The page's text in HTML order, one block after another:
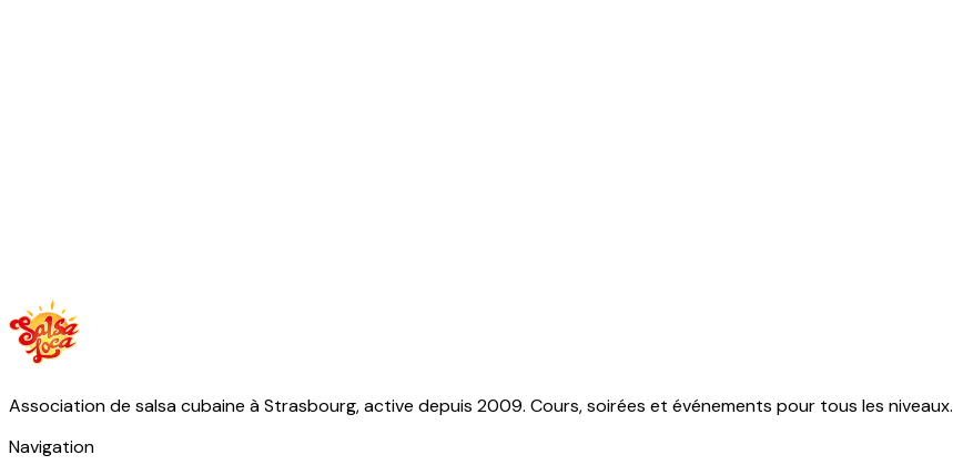
Association de salsa cubaine à Strasbourg, active depuis 2009. Cours, soirées et événements pour tous les niveaux.
Navigation